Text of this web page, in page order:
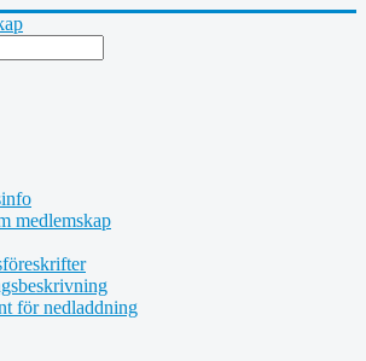
medlemskap
för nedladdning